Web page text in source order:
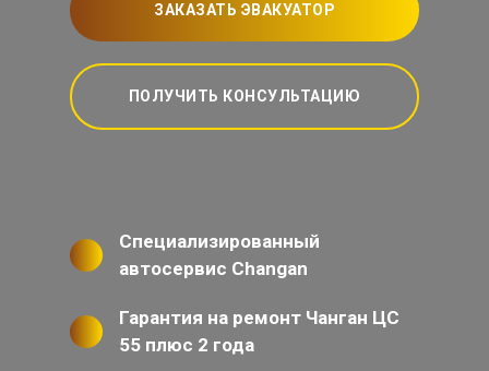
ЗАКАЗАТЬ ЭВАКУАТОР
ПОЛУЧИТЬ КОНСУЛЬТАЦИЮ
Специализированный
автосервис Changan
Гарантия на ремонт Чанган ЦС
55 плюс 2 года